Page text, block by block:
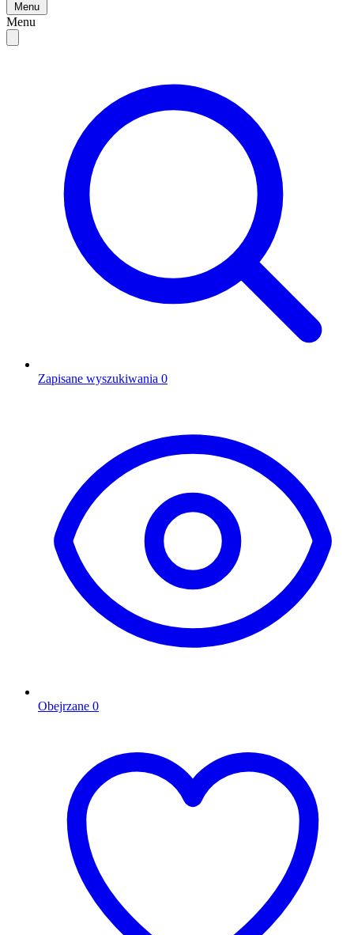
Menu
Menu
Zapisane wyszukiwania 0
Obejrzane 0